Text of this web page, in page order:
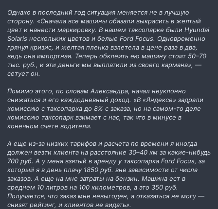
Однако в последний год ситуация меняется не в лучшую
сторону. «Сначала все машины обязали выкрасить в желтый
цвет и нанести маркировку. В нашем таксопарке были Hyundai
Solaris нескольких цветов и белые Ford Focus. Одновременно
грянул кризис, и желтая пленка взлетела в цене раза в два,
ведь она импортная. Теперь обклеить ею машину стоит 50–70
тыс. руб., и эти деньги мы выплатили из своего кармана», —
сетует он.
Помимо этого, по словам Александра, начал неуклонно
снижаться и его каждодневный доход. «В «Яндексе» задрали
комиссию с таксопарка до 8% с заказа, но на самом-то деле
комиссию таксопарк взимает с нас, так что в минусе в
конечном счете водители.
А еще из-за низких тарифов и расчета по времени я иногда
должен везти клиента на расстояние 30–40 км за какие-нибудь
700 руб. А у меня взятый в аренду у таксопарка Ford Focus, за
который я в день плачу 1850 руб. вне зависимости от числа
заказов. А еще на мне затраты на бензин. Машина ест в
среднем 10 литров на 100 километров, а это 350 руб.
Получается, что заказ мне невыгоден, а отказаться не могу —
снизят рейтинг, и клиентов не видать».